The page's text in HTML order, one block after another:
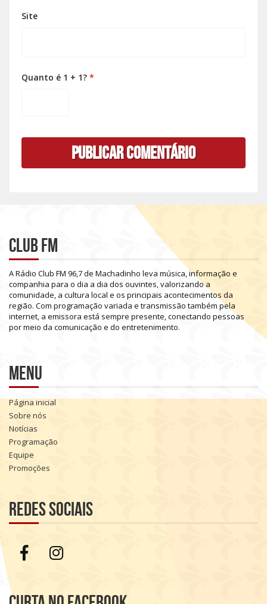
Site
Quanto é 1 + 1? *
Club FM
ARádio Club FM 96,7de Machadinho leva música,informação e
companhia para o dia a dia dos ouvintes,valorizandoa
comunidade, a cultura local e os principais acontecimentos da
região. Com programação variada e transmissão também pela
internet, a emissora está sempre presente,conectando pessoas
pormeio da comunicação e do entretenimento.
Menu
Página inicial
Sobre nós
Notícias
Programação
Equipe
Promoções
Redes sociais